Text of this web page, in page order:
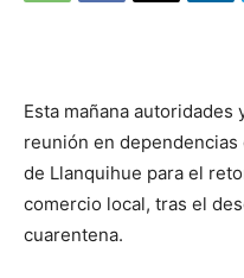
Esta mañana
reunión en
de Llanquihue para el
comercio local, tras el
cuarentena.